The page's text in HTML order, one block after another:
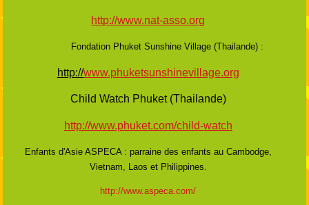
http://www.nat-asso.org
Fondation Phuket Sunshine Village (Thailande) :
http://www.phuketsunshinevillage.org
Child Watch Phuket (Thailande)
http://www.phuket.com/child-watch
Enfants d'Asie ASPECA : parraine des enfants au Cambodge,
Vietnam, Laos et Philippines.
http://www.aspeca.com/